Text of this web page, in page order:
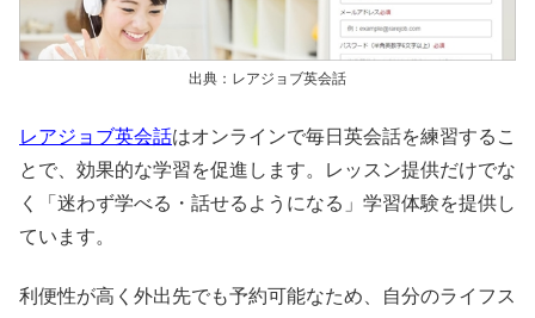
出典：レアジョブ英会話
レアジョブ英会話はオンラインで毎日英会話を練習するこ
とで、効果的な学習を促進します。レッスン提供だけでな
く「迷わず学べる・話せるようになる」学習体験を提供し
ています。
利便性が高く外出先でも予約可能なため、自分のライフス